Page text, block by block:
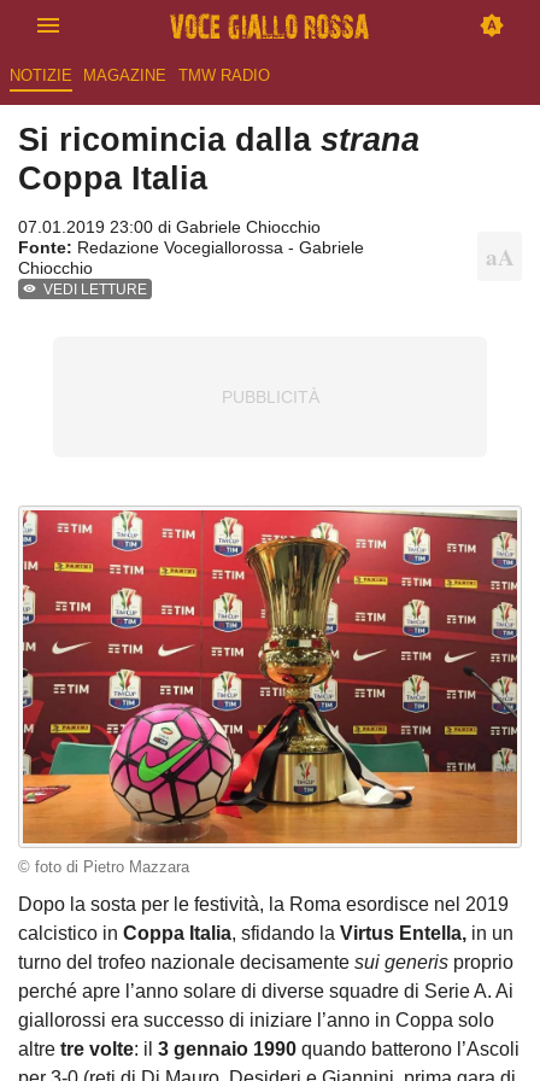
NOTIZIE MAGAZINE TMW RADIO
Si ricomincia dalla strana
Coppa Italia
07.01.2019 23:00 di Gabriele Chiocchio
Fonte: Redazione Vocegiallorossa - Gabriele
Chiocchio
VEDI LETTURE
© foto di Pietro Mazzara
Dopo la sosta per le festività, la Roma esordisce nel 2019
calcistico in Coppa Italia, sfidando la Virtus Entella, in un
turno del trofeo nazionale decisamente sui generis proprio
perché apre l’anno solare di diverse squadre di Serie A. Ai
giallorossi era successo di iniziare l’anno in Coppa solo
altre tre volte: il 3 gennaio 1990 quando batterono l’Ascoli